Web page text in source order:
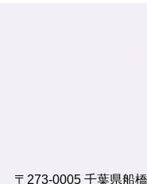
〒273-0005 千葉県船